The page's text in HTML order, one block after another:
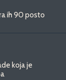
ih 90 posto
koja je